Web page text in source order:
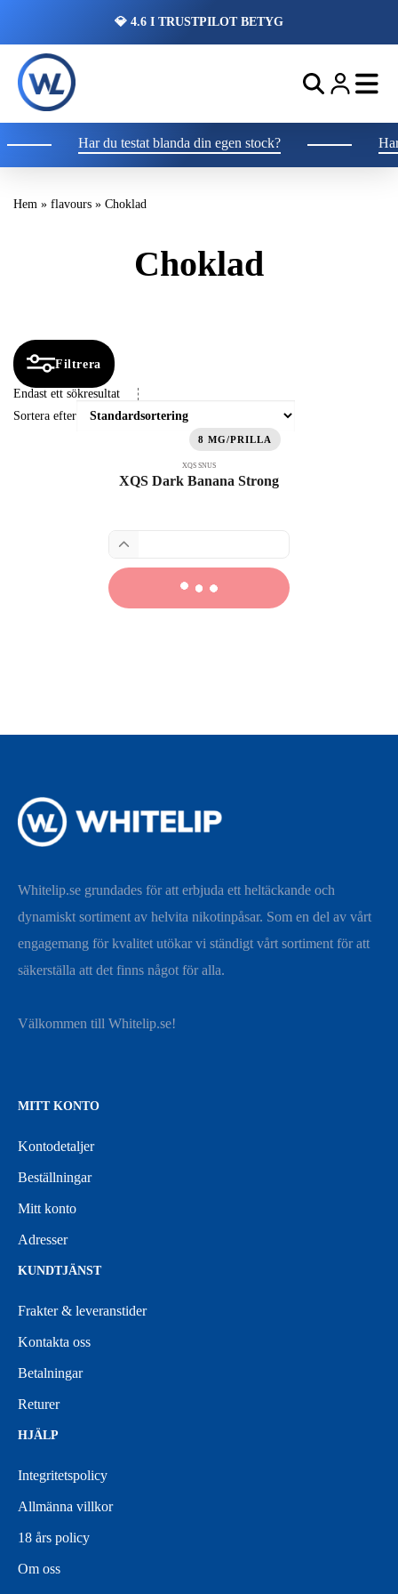
💎 4.6 I TRUSTPILOT BETYG
Har du testat blanda din egen stock?
Hem » flavours » Choklad
Choklad
Filtrera
Endast ett sökresultat
Sortera efter
8 MG/PRILLA
XQS SNUS
XQS Dark Banana Strong
Whitelip.se grundades för att erbjuda ett heltäckande och
dynamiskt sortiment av helvita nikotinpåsar. Som en del av vårt
engagemang för kvalitet utökar vi ständigt vårt sortiment för att
säkerställa att det finns något för alla.
Välkommen till Whitelip.se!
MITT KONTO
Kontodetaljer
Beställningar
Mitt konto
Adresser
KUNDTJÄNST
Frakter & leveranstider
Kontakta oss
Betalningar
Returer
HJÄLP
Integritetspolicy
Allmänna villkor
18 års policy
Om oss